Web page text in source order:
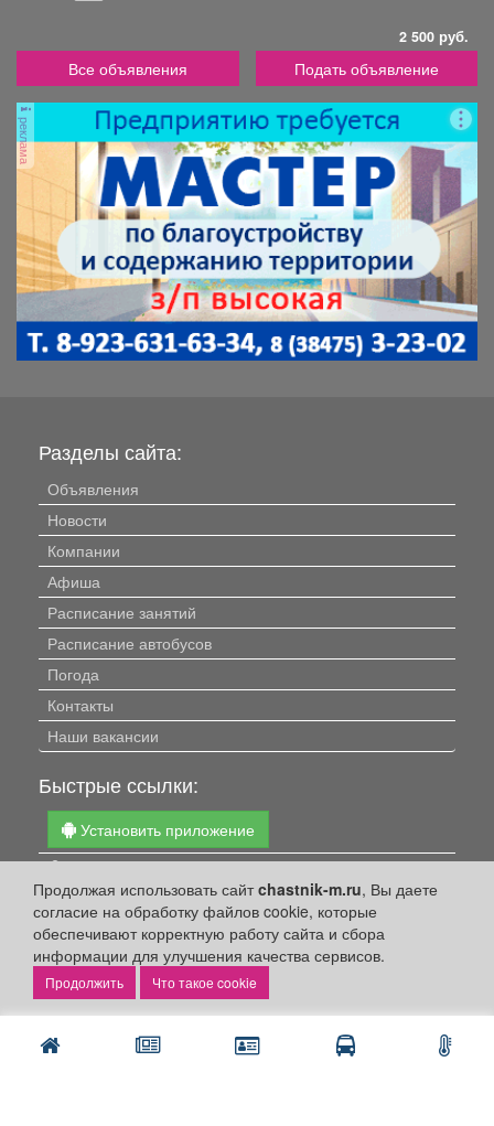
2 500 руб.
Все объявления Подать объявление
реклама
Продолжая использовать сайтchastnik-m.ru, Вы даете
согласие на обработку файлов cookie, которые
обеспечивают корректную работу сайта и сбора
информации для улучшения качества сервисов.
Что такое cookie
Разделы сайта:
Объявления
Новости
Компании
Афиша
Расписание занятий
Расписание автобусов
Погода
Контакты
Наши вакансии
Быстрые ссылки:
Установить приложение
Личный кабинет
Подать объявление
Подать объявление в газету
Поздравить
Скачать газету "Частник-М"
Рекламодателям: